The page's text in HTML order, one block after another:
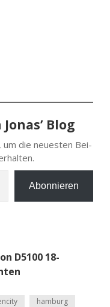
Blog
um die neu­es­ten Bei­
Abonnieren
D5100 18-
hamburg